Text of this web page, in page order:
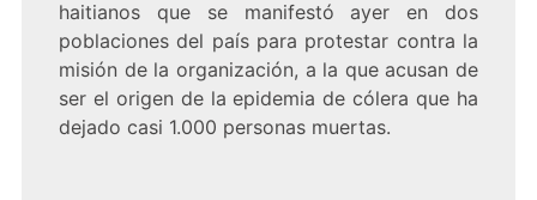
haitianos que se manifestó ayer en dos
poblaciones del país para protestar contra la
misión de la organización, a la que acusan de
ser el origen de la epidemia de cólera que ha
dejado casi 1.000 personas muertas.